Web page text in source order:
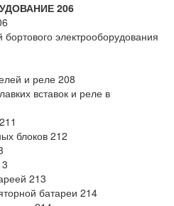
206
электрооборудования
и реле 208
вставок и реле в
блоков 212
213
батареи 214